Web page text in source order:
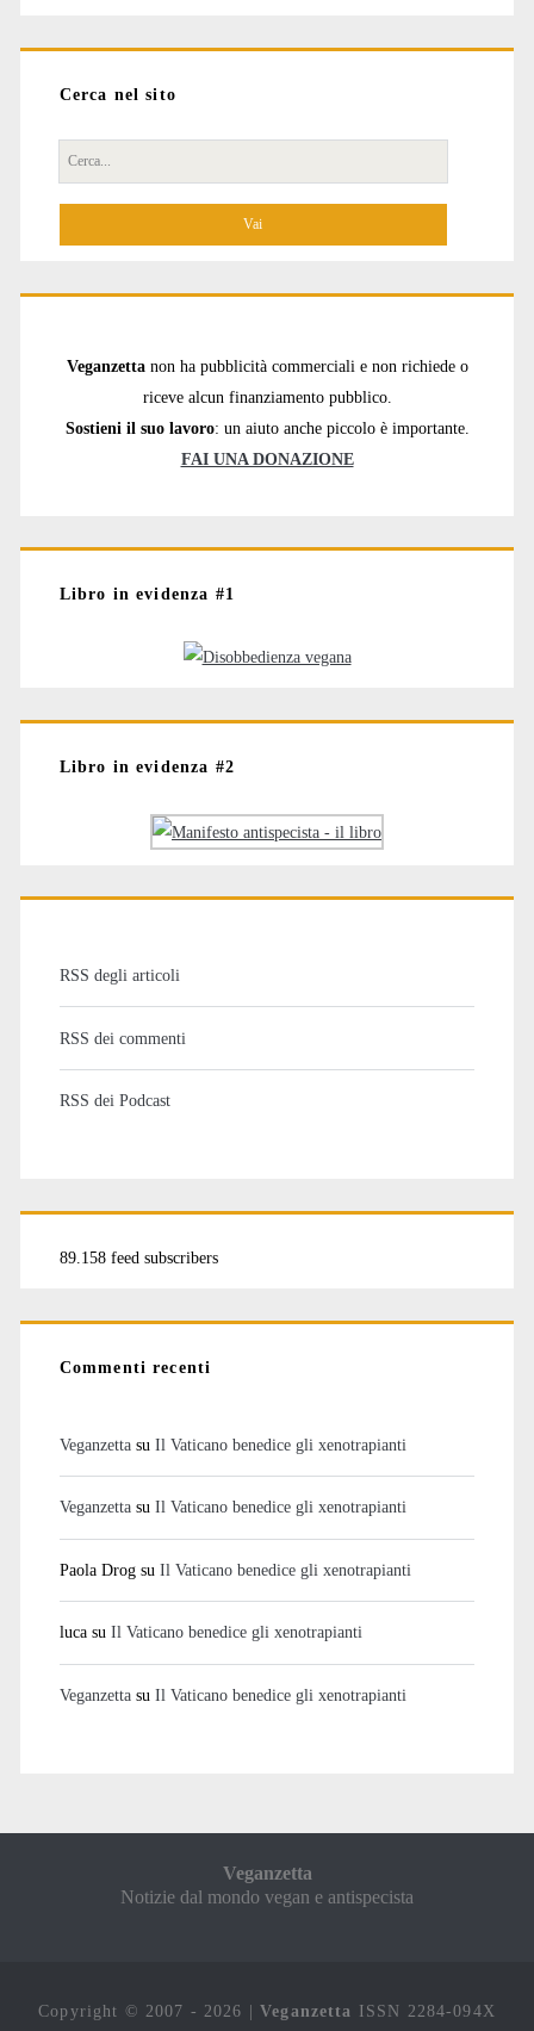
Cerca nel sito
Cerca
per:
Veganzetta non ha pubblicità commerciali e non richiede o
riceve alcun finanziamento pubblico.
Sostieni il suo lavoro: un aiuto anche piccolo è importante.
FAI UNA DONAZIONE
Libro in evidenza #1
Libro in evidenza #2
RSS degli articoli
RSS dei commenti
RSS dei Podcast
89.158 feed subscribers
Commenti recenti
Veganzettasu Il Vaticano benedice gli xenotrapianti
Veganzettasu Il Vaticano benedice gli xenotrapianti
Paola Drogsu Il Vaticano benedice gli xenotrapianti
lucasu Il Vaticano benedice gli xenotrapianti
Veganzettasu Il Vaticano benedice gli xenotrapianti
Veganzetta
Notizie dal mondo vegan e antispecista
Copyright © 2007 - 2026 |Veganzetta ISSN 2284-094X